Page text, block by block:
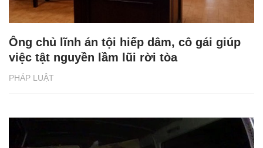
PHÁP LUẬT
Ông chủ lĩnh án tội hiếp dâm, cô gái giúp
việc tật nguyền lầm lũi rời tòa